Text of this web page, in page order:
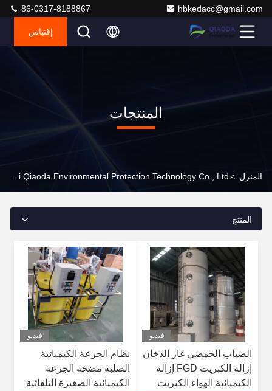
hbkedacc@gmail.com
86-0317-8188867
إقتباس
المنتجات
المنزل >
المنتج
فيديو
الضباب الحمضي غاز الدخان
إزالة الكبريت FGD إزالة
الكيميائية الهواء الكبريت
فيديو
نظام الجرعة الكيميائية
الصلبة مضخة الجرعة
الكيميائية الصغيرة التلقائية